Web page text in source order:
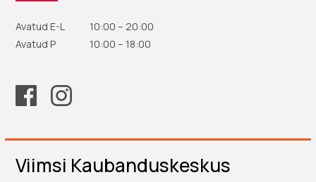
Avatud E-L 10:00 – 20:00
Avatud P 10:00 – 18:00
Viimsi Kaubanduskeskus